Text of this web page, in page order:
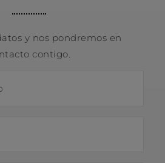
y nos pondremos en
contigo.